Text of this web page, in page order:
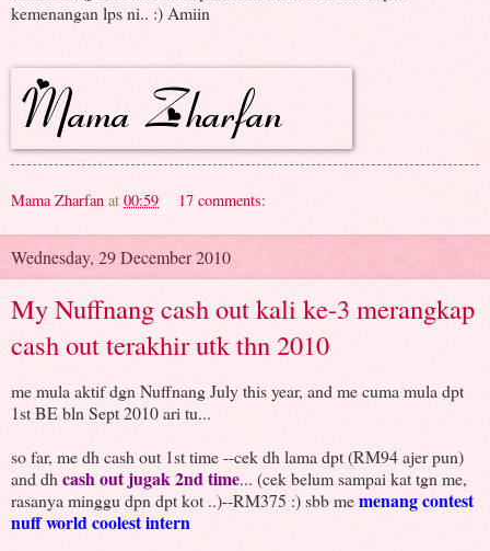
kemenangan lps ni.. :) Amiin
Mama Zharfan at 00:59 17 comments:
Wednesday, 29 December 2010
My Nuffnang cash out kali ke-3 merangkap
cash out terakhir utk thn 2010
me mula aktif dgn Nuffnang July this year, and me cuma mula dpt
1st BE bln Sept 2010 ari tu...
so far, me dh cash out 1st time --cek dh lama dpt (RM94 ajer pun)
and dhcash out jugak 2nd time... (cek belum sampai kat tgn me,
rasanya minggu dpn dpt kot ..)--RM375 :) sbb memenang contest
nuff world coolest intern